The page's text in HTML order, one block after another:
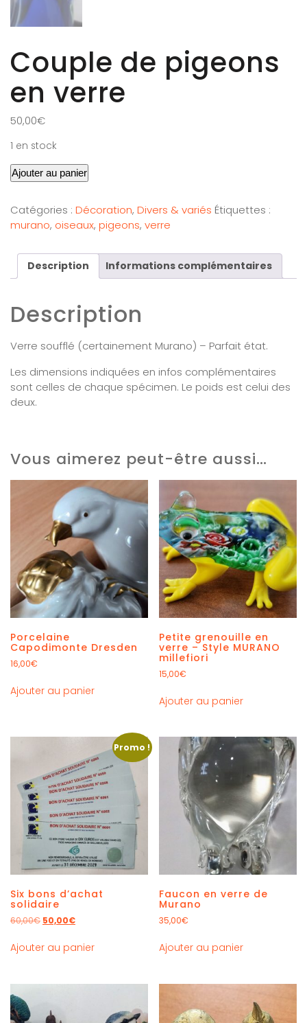
Couple de pigeons
en verre
50,00€
1 en stock
Ajouter au panier
Catégories : Décoration, Divers & variés Étiquettes :
murano, oiseaux, pigeons, verre
Description Informations complémentaires
Description
Verre soufflé (certainement Murano) – Parfait état.
Les dimensions indiquées en infos complémentaires
sont celles de chaque spécimen. Le poids est celui des
deux.
Vous aimerez peut-être aussi…
Porcelaine
Capodimonte Dresden
16,00€
Ajouter au panier
Petite grenouille en
verre – Style MURANO
millefiori
15,00€
Ajouter au panier
Promo !
Six bons d’achat
solidaire
60,00€ 50,00€
Ajouter au panier
Faucon en verre de
Murano
35,00€
Ajouter au panier